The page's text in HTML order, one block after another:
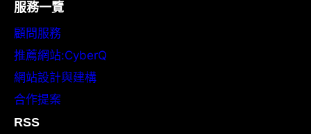
服務一覽
顧問服務
推薦網站:CyberQ
網站設計與建構
合作提案
RSS